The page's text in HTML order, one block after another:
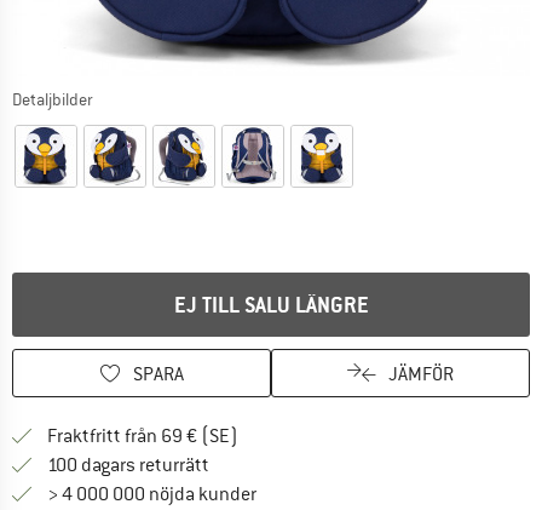
Detaljbilder
EJ TILL SALU LÄNGRE
SPARA JÄMFÖR
Fraktfritt från 69 € (SE)
100 dagars returrätt
> 4 000 000 nöjda kunder